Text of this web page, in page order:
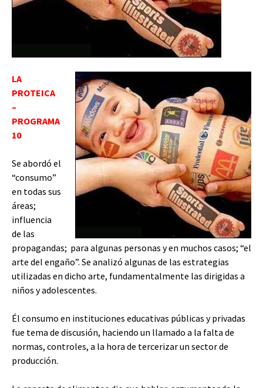
LA
PROTEICA
–
PROGRAMA
10
Se abordó el
“consumo”
en todas sus
áreas;
influencia
de las
propagandas; para algunas personas y en muchos casos; “el
arte del engaño”. Se analizó algunas de las estrategias
utilizadas en dicho arte, fundamentalmente las dirigidas a
niños y adolescentes.
Él consumo en instituciones educativas públicas y privadas
fue tema de discusión, haciendo un llamado a la falta de
normas, controles, a la hora de tercerizar un sector de
producción.